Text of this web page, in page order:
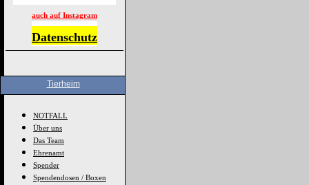
auch auf Instagram
Datenschutz
Tierheim
NOTFALL
Über uns
Das Team
Ehrenamt
Spender
Spendendosen / Boxen